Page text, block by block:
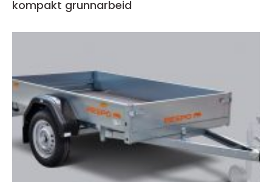
kompakt grunnarbeid